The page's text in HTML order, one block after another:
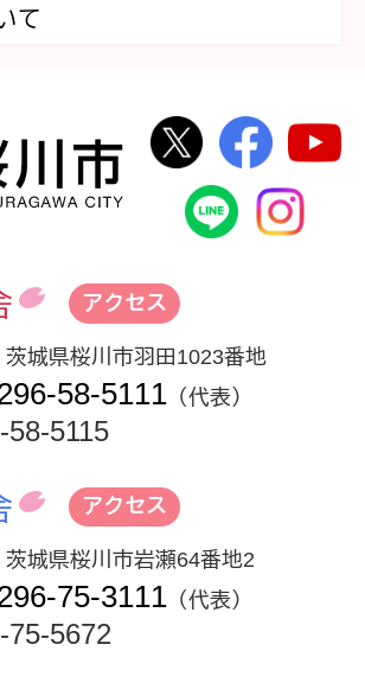
て
桜川市
桜川市公式
桜川
桜川市公
アクセス
茨城県桜川市羽田1023番地
58-5111 （代表）
58-5115
アクセス
茨城県桜川市岩瀬64番地2
75-3111 （代表）
75-5672